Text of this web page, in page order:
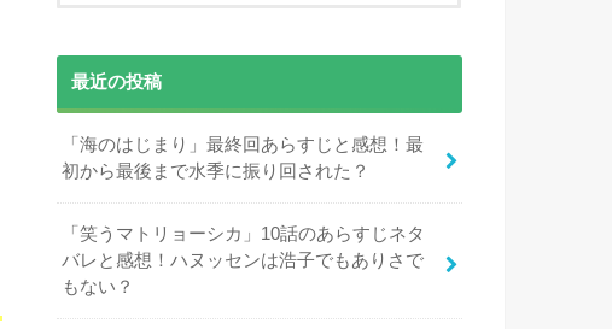
最近の投稿
「海のはじまり」最終回あらすじと感想！最
初から最後まで水季に振り回された？
「笑うマトリョーシカ」10話のあらすじネタ
バレと感想！ハヌッセンは浩子でもありさで
もない？